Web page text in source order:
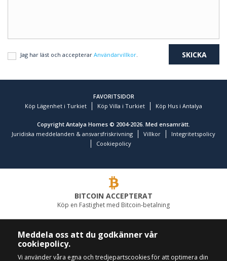
Jag har läst och accepterar Användarvillkor
FAVORITSIDOR
Köp Lägenhet i Turkiet
Köp Villa i Turkiet Köp Hus i Antalya
Copyright Antalya Homes © 2004-2026. Med ensamrätt.
Juridiska meddelanden & ansvarsfriskrivning
Villkor
Integritetspolicy
Cookiepolicy
BITCOIN ACCEPTERAT
Köp en Fastighet med Bitcoin-betalning
LEDANDE FASTIGHETSFÖRETAG
RING OSS
Meddela oss att du godkänner vår
cookiepolicy.
Vi använder våra egna och tredjepartscookies för att optimera din